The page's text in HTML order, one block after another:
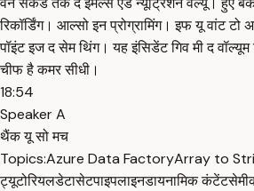
रिकॉर्डिंग। आल्सो इन प्रोग्रामिंग। इफ यू वांट
पॉइंट इज द सेम थिंग। यह इंसिडेंट गिव मी द
चीफ है कमर सीधी।
18:54
Speaker A
थैंक यू सो मच
Topics:Azure Data FactoryArray to
ट्यूटोरियलडेटासेटपाइपलाइनडायनामिक कंटेंट